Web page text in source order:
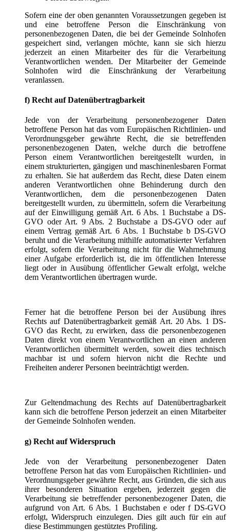
Sofern eine der oben genannten Voraussetzungen gegeben ist
und eine betroffene Person die Einschränkung von
personenbezogenen Daten, die bei der Gemeinde Solnhofen
gespeichert sind, verlangen möchte, kann sie sich hierzu
jederzeit an einen Mitarbeiter des für die Verarbeitung
Verantwortlichen wenden. Der Mitarbeiter der Gemeinde
Solnhofen wird die Einschränkung der Verarbeitung
veranlassen.
f) Recht auf Datenübertragbarkeit
Jede von der Verarbeitung personenbezogener Daten
betroffene Person hat das vom Europäischen Richtlinien- und
Verordnungsgeber gewährte Recht, die sie betreffenden
personenbezogenen Daten, welche durch die betroffene
Person einem Verantwortlichen bereitgestellt wurden, in
einem strukturierten, gängigen und maschinenlesbaren Format
zu erhalten. Sie hat außerdem das Recht, diese Daten einem
anderen Verantwortlichen ohne Behinderung durch den
Verantwortlichen, dem die personenbezogenen Daten
bereitgestellt wurden, zu übermitteln, sofern die Verarbeitung
auf der Einwilligung gemäß Art. 6 Abs. 1 Buchstabe a DS-
GVO oder Art. 9 Abs. 2 Buchstabe a DS-GVO oder auf
einem Vertrag gemäß Art. 6 Abs. 1 Buchstabe b DS-GVO
beruht und die Verarbeitung mithilfe automatisierter Verfahren
erfolgt, sofern die Verarbeitung nicht für die Wahrnehmung
einer Aufgabe erforderlich ist, die im öffentlichen Interesse
liegt oder in Ausübung öffentlicher Gewalt erfolgt, welche
dem Verantwortlichen übertragen wurde.
Ferner hat die betroffene Person bei der Ausübung ihres
Rechts auf Datenübertragbarkeit gemäß Art. 20 Abs. 1 DS-
GVO das Recht, zu erwirken, dass die personenbezogenen
Daten direkt von einem Verantwortlichen an einen anderen
Verantwortlichen übermittelt werden, soweit dies technisch
machbar ist und sofern hiervon nicht die Rechte und
Freiheiten anderer Personen beeinträchtigt werden.
Zur Geltendmachung des Rechts auf Datenübertragbarkeit
kann sich die betroffene Person jederzeit an einen Mitarbeiter
der Gemeinde Solnhofen wenden.
g) Recht auf Widerspruch
Jede von der Verarbeitung personenbezogener Daten
betroffene Person hat das vom Europäischen Richtlinien- und
Verordnungsgeber gewährte Recht, aus Gründen, die sich aus
ihrer besonderen Situation ergeben, jederzeit gegen die
Verarbeitung sie betreffender personenbezogener Daten, die
aufgrund von Art. 6 Abs. 1 Buchstaben e oder f DS-GVO
erfolgt, Widerspruch einzulegen. Dies gilt auch für ein auf
diese Bestimmungen gestütztes Profiling.